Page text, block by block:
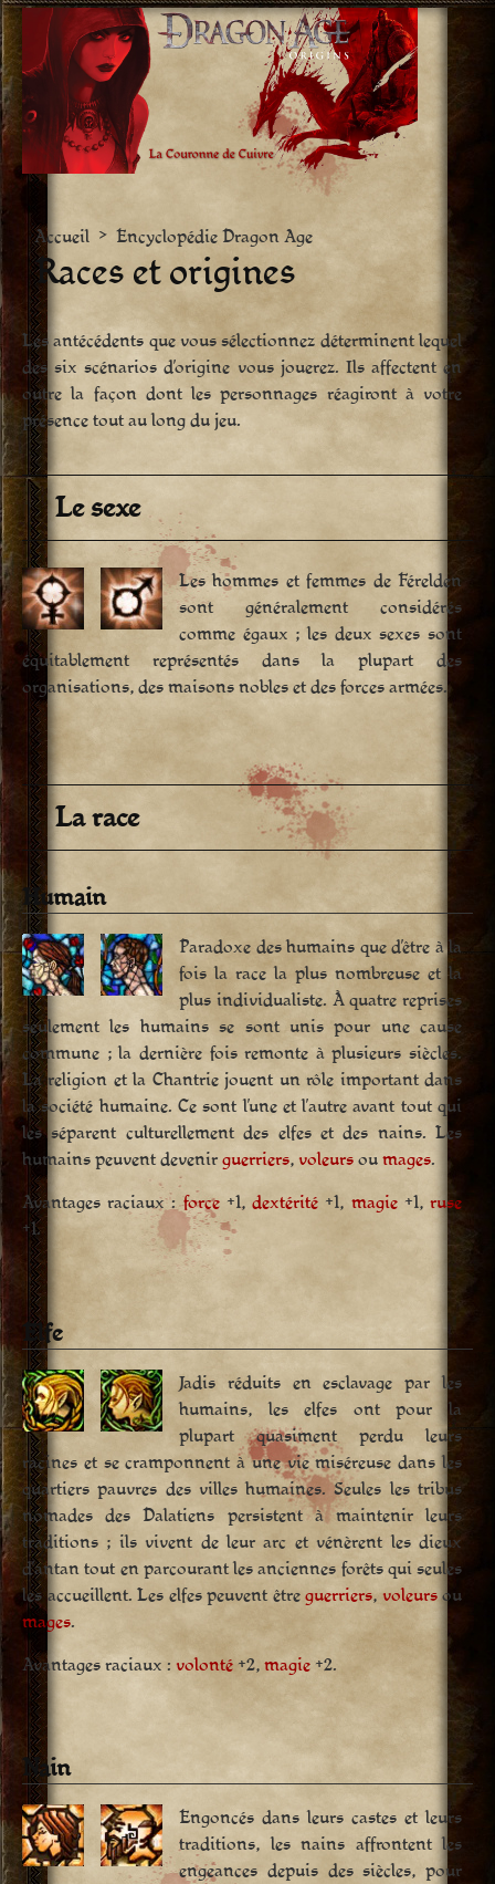
Aller
vers
le
contenu
Accueil > Encyclopédie Dragon Age
Races et origines
Les antécédents que vous sélectionnez déterminent lequel
des six scénarios d’origine vous jouerez. Ils affectent en
outre la façon dont les personnages réagiront à votre
présence tout au long du jeu.
Le sexe
Les hommes et femmes de Férelden
sont généralement considérés
comme égaux ; les deux sexes sont
équitablement représentés dans la plupart des
organisations, des maisons nobles et des forces armées.
La race
Humain
Paradoxe des humains que d’être à la
fois la race la plus nombreuse et la
plus individualiste. À quatre reprises
seulement les humains se sont unis pour une cause
commune ; la dernière fois remonte à plusieurs siècles.
La religion et la Chantrie jouent un rôle important dans
la société humaine. Ce sont l’une et l’autre avant tout qui
les séparent culturellement des elfes et des nains. Les
humains peuvent devenir guerriers, voleurs ou mages.
Avantages raciaux :force+1,dextérité +1, magie+1,ruse
+1.
Elfe
Jadis réduits en esclavage par les
humains, les elfes ont pour la
plupart quasiment perdu leurs
racines et se cramponnent à une vie miséreuse dans les
quartiers pauvres des villes humaines. Seules les tribus
nomades des Dalatiens persistent à maintenir leurs
traditions ; ils vivent de leur arc et vénèrent les dieux
d’antan tout en parcourant les anciennes forêts qui seules
les accueillent. Les elfes peuvent être guerriers,voleursou
mages.
Avantages raciaux : volonté +2, magie +2.
Nain
Engoncés dans leurs castes et leurs
traditions, les nains affrontent les
engeances depuis des siècles, pour